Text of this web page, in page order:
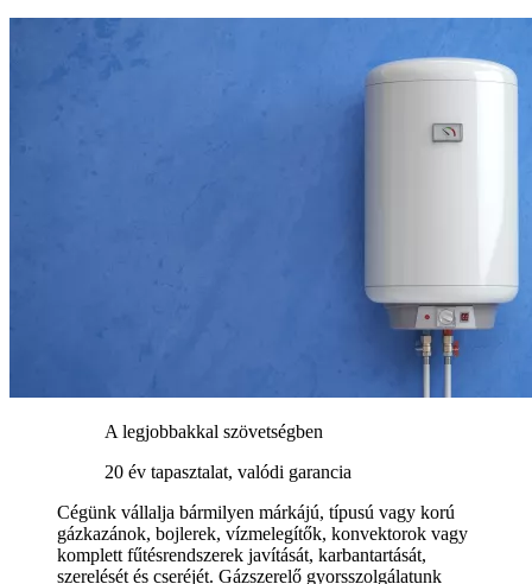
A legjobbakkal szövetségben
20 év tapasztalat, valódi garancia
Cégünk vállalja bármilyen márkájú, típusú vagy korú
gázkazánok, bojlerek, vízmelegítők, konvektorok vagy
komplett fűtésrendszerek javítását, karbantartását,
szerelését és cseréjét. Gázszerelő gyorsszolgálatunk